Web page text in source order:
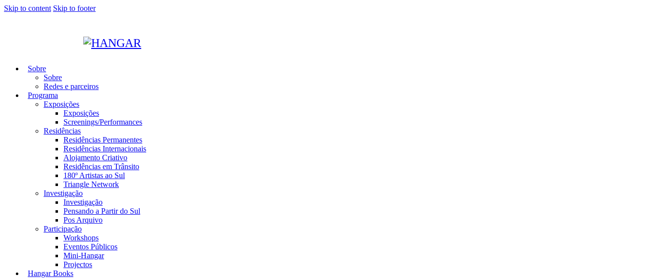
Skip to content Skip to footer
Sobre
Sobre
Redes e parceiros
Programa
Exposições
Exposições
Screenings/Performances
Residências
Residências Permanentes
Residências Internacionais
Alojamento Criativo
Residências em Trânsito
180º Artistas ao Sul
Triangle Network
Investigação
Investigação
Pensando a Partir do Sul
Pos Arquivo
Participação
Workshops
Eventos Públicos
Mini-Hangar
Projectos
Hangar Books